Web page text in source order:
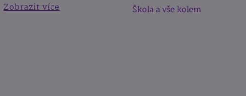
Zobrazit více
Škola a vše kolem